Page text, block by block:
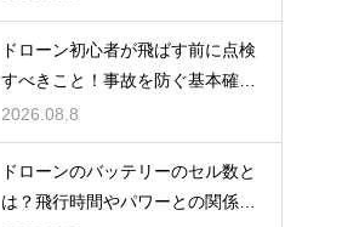
ドローン初心者が飛ばす前に点検
すべきこと！事故を防ぐ基本確認
をわかりやすく解説
2026.08.8
ドローンのバッテリーのセル数と
は？飛行時間やパワーとの関係を